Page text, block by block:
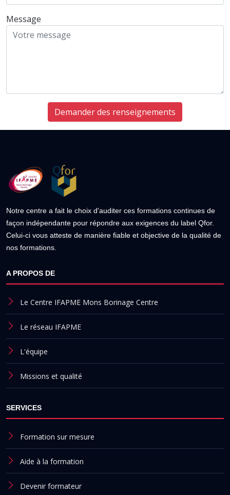
Message
Demander des renseignements
Notre centre a fait le choix d'auditer ces formations continues de
façon indépendante pour répondre aux exigences du label Qfor.
Celui-ci vous atteste de manière fiable et objective de la qualité de
nos formations.
A PROPOS DE
Le Centre IFAPME Mons Borinage Centre
Le réseau IFAPME
L'équipe
Missions et qualité
SERVICES
Formation sur mesure
Aide à la formation
Devenir formateur